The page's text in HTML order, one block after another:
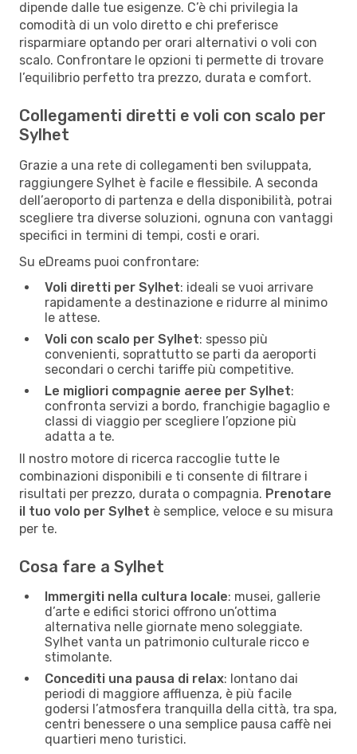
dipende dalle tue esigenze. C’è chi privilegia la
comodità di un volo diretto e chi preferisce
risparmiare optando per orari alternativi o voli con
scalo. Confrontare le opzioni ti permette di trovare
l’equilibrio perfetto tra prezzo, durata e comfort.
Collegamenti diretti e voli con scalo per
Sylhet
Grazie a una rete di collegamenti ben sviluppata,
raggiungere Sylhet è facile e flessibile. A seconda
dell’aeroporto di partenza e della disponibilità, potrai
scegliere tra diverse soluzioni, ognuna con vantaggi
specifici in termini di tempi, costi e orari.
Su eDreams puoi confrontare:
Voli diretti per Sylhet: ideali se vuoi arrivare
rapidamente a destinazione e ridurre al minimo
le attese.
Voli con scalo per Sylhet: spesso più
convenienti, soprattutto se parti da aeroporti
secondari o cerchi tariffe più competitive.
Le migliori compagnie aeree per Sylhet:
confronta servizi a bordo, franchigie bagaglio e
classi di viaggio per scegliere l’opzione più
adatta a te.
Il nostro motore di ricerca raccoglie tutte le
combinazioni disponibili e ti consente di filtrare i
risultati per prezzo, durata o compagnia. Prenotare
il tuo volo per Sylhet è semplice, veloce e su misura
per te.
Cosa fare a Sylhet
Immergiti nella cultura locale: musei, gallerie
d’arte e edifici storici offrono un’ottima
alternativa nelle giornate meno soleggiate.
Sylhet vanta un patrimonio culturale ricco e
stimolante.
Concediti una pausa di relax: lontano dai
periodi di maggiore affluenza, è più facile
godersi l’atmosfera tranquilla della città, tra spa,
centri benessere o una semplice pausa caffè nei
quartieri meno turistici.